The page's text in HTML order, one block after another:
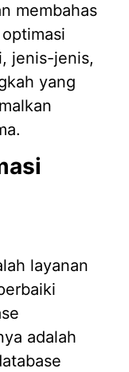
membahas
jenis-jenis,
yang
layanan
adalah